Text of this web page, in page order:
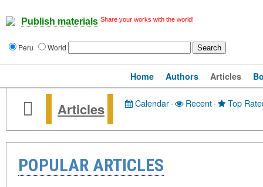
Publish materials Share your works with the world!
Peru World
Home Authors Articles
Articles Calendar· Recent· Top
POPULAR ARTICLES